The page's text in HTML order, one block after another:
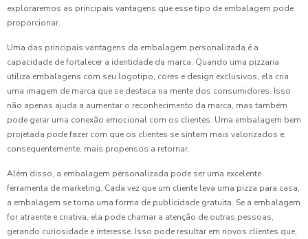
exploraremos as principais vantagens que esse tipo de embalagem pode
proporcionar.
Uma das principais vantagens da embalagem personalizada é a
capacidade de fortalecer a identidade da marca. Quando uma pizzaria
utiliza embalagens com seu logotipo, cores e design exclusivos, ela cria
uma imagem de marca que se destaca na mente dos consumidores. Isso
não apenas ajuda a aumentar o reconhecimento da marca, mas também
pode gerar uma conexão emocional com os clientes. Uma embalagem bem
projetada pode fazer com que os clientes se sintam mais valorizados e,
consequentemente, mais propensos a retornar.
Além disso, a embalagem personalizada pode ser uma excelente
ferramenta de marketing. Cada vez que um cliente leva uma pizza para casa,
a embalagem se torna uma forma de publicidade gratuita. Se a embalagem
for atraente e criativa, ela pode chamar a atenção de outras pessoas,
gerando curiosidade e interesse. Isso pode resultar em novos clientes que,